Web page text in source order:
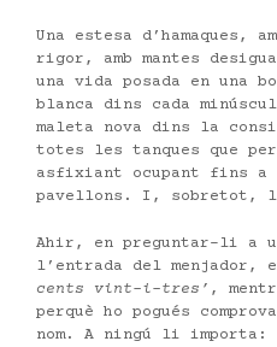
Una estesa d’hamaques,
rigor, amb mantes
una vida posada en una
blanca dins cada
maleta nova dins la
totes les tanques que
asfixiant ocupant fins a
pavellons. I, sobretot,
Ahir, en preguntar-li a
l’entrada del menjador,
cents vint-i-tres’ ,
perquè ho pogués
nom. A ningú li importa: